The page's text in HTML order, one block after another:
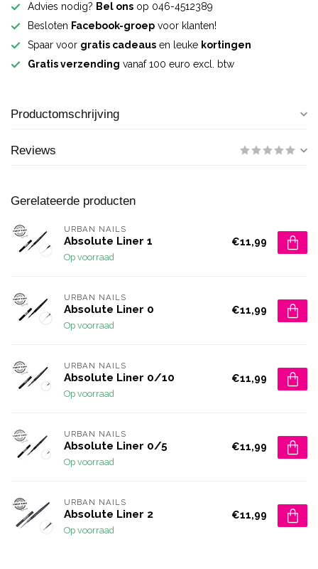
Advies nodig? Bel ons op 046-4512389
Besloten Facebook-groep voor klanten!
Spaar voor gratis cadeaus en leuke kortingen
Gratis verzending vanaf 100 euro excl. btw
Productomschrijving
Reviews
Gerelateerde producten
URBAN NAILS
Absolute Liner 1
Op voorraad
€11,99
URBAN NAILS
Absolute Liner 0
Op voorraad
€11,99
URBAN NAILS
Absolute Liner 0/10
Op voorraad
€11,99
URBAN NAILS
Absolute Liner 0/5
Op voorraad
€11,99
URBAN NAILS
Absolute Liner 2
Op voorraad
€11,99